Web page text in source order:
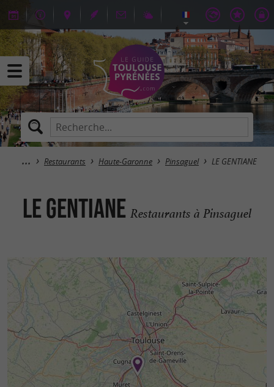
Restaurants Haute-Garonne Pinsaguel LE GENTIANE
LE GENTIANE Restaurants à Pinsaguel